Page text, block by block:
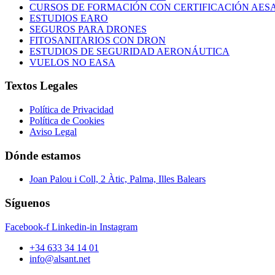
CURSOS DE FORMACIÓN CON CERTIFICACIÓN
ESTUDIOS EARO
SEGUROS PARA DRONES
FITOSANITARIOS CON DRON
ESTUDIOS DE SEGURIDAD AERONÁUTICA
VUELOS NO EASA
Textos Legales
Política de Privacidad
Política de Cookies
Aviso Legal
Dónde estamos
Joan Palou i Coll, 2 Àtic, Palma, Illes Balears
Síguenos
Facebook-f Linkedin-in Instagram
+34 633 34 14 01
info@alsant.net